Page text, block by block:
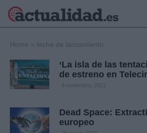
Política
Crónica
Home » fecha de lanzamiento
‘La isla de las
de estreno en
8 noviembre, 2021
Dead Space:
europeo